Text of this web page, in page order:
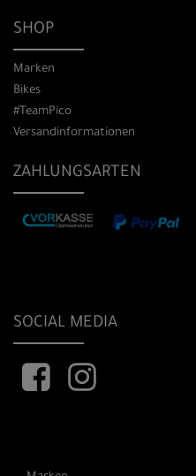
SHOP
Marken
Bikes
#TeamPico
Versandinformationen
ZAHLUNGSARTEN
SOCIAL MEDIA